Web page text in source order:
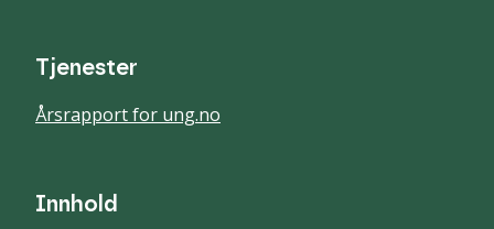
Tjenester
Årsrapport for ung.no
Innhold